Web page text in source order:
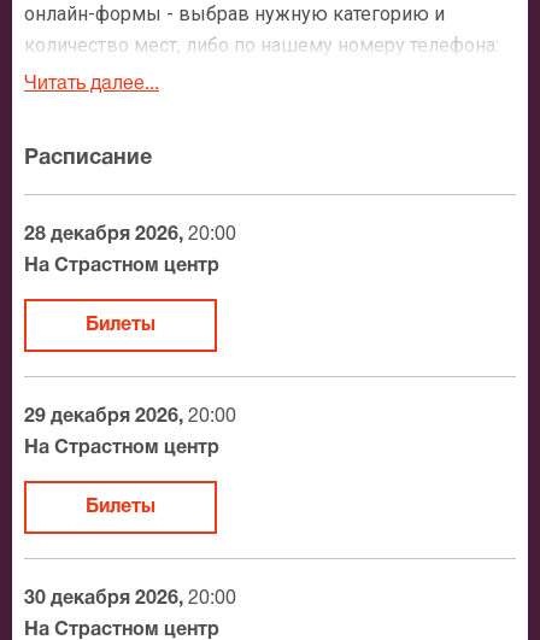
онлайн-формы - выбрав нужную категорию и
количество мест, либо по нашему номеру телефона:
+7 (495) 921-35-00. После оформления заявки с Вами
мест в зрительном зале, о том как заказать билет и
утвердит адрес доставки.
Официальные билеты на Не скажу
После бронирования билетов, ожидайте доставку по
доставка билетов осуществляется в пределах МКАД
возле метро или в пешей доступности. Оплатить
заказ Вы можете с помощью:
Банковской картой
Наличными
Яндекс.Деньги
Qiwi
Читать далее...
Расписание
28 декабря 2026, 20:00
На Страстном центр
Билеты
29 декабря 2026, 20:00
На Страстном центр
Билеты
30 декабря 2026, 20:00
На Страстном центр